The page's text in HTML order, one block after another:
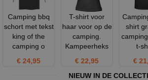
Camping bbq
schort met tekst
king of the
camping o
€ 24,95
T-shirt voor
haar voor op de
camping.
Kampeerheks
€ 22,95
shirt
t-
€
NIEUW IN DE